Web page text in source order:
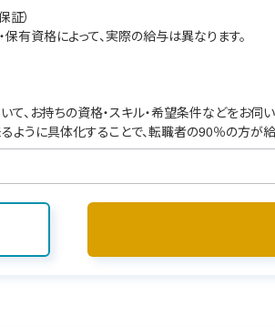
）
有資格によって、実際の給与は異なります。
、お持ちの資格・スキル・希望条件などをお伺い
ように具体化することで、転職者の90％の方が給